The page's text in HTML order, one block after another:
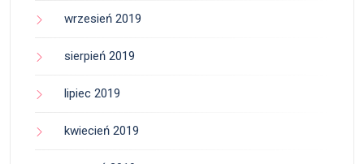
wrzesień 2019
sierpień 2019
lipiec 2019
kwiecień 2019